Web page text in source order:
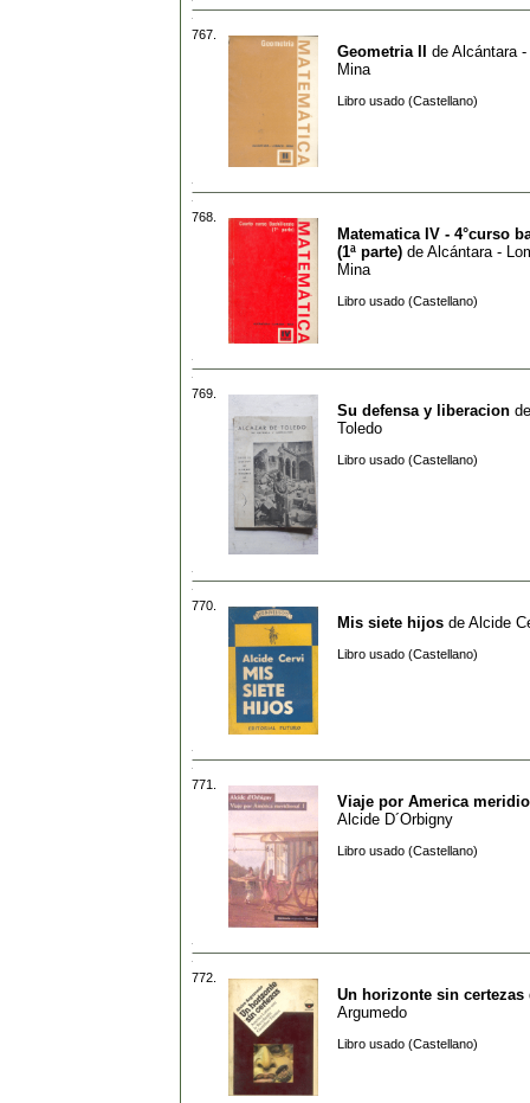
767.
Geometria II de Alcántara
Mina
Libro usado (Castellano)
768.
Matematica IV - 4°curso
(1ª parte) de Alcántara -
Mina
Libro usado (Castellano)
769.
Su defensa y liberacion
Toledo
Libro usado (Castellano)
770.
Mis siete hijos de Alcide
Libro usado (Castellano)
771.
Viaje por America
Alcide D´Orbigny
Libro usado (Castellano)
772.
Un horizonte sin certezas
Argumedo
Libro usado (Castellano)